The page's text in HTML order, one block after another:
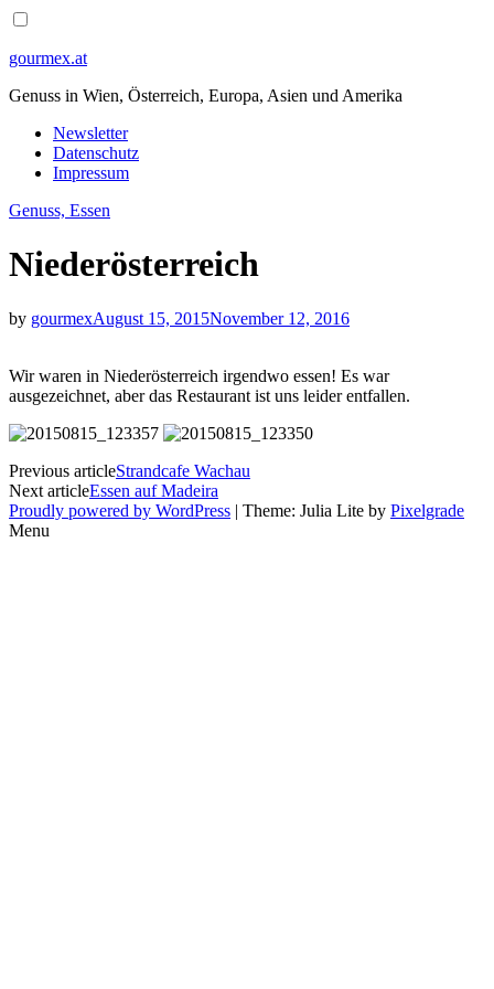
Skip
content
gourmex.at
Genuss in Wien, Österreich, Europa, Asien und Amerika
Newsletter
Datenschutz
Impressum
Genuss, Essen
Niederösterreich
by gourmexAugust 15, 2015November 12, 2016
Wir waren in Niederösterreich irgendwo essen! Es war
ausgezeichnet, aber das Restaurant ist uns leider entfallen.
Post
navigation
Previous articleStrandcafe Wachau
Next articleEssen auf Madeira
Proudly powered by WordPress | Theme: Julia Lite by Pixelgrade
Menu